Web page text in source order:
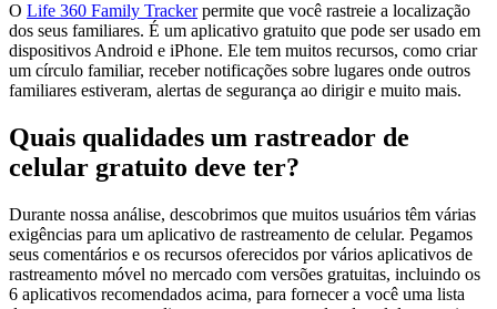
O Life 360 Family Trackerpermite que você rastreie a localização
dos seus familiares. É um aplicativo gratuito que pode ser usado em
dispositivos Android e iPhone. Ele tem muitos recursos, como criar
um círculo familiar, receber notificações sobre lugares onde outros
familiares estiveram, alertas de segurança ao dirigir e muito mais.
Quais qualidades um rastreador de
celular gratuito deve ter?
Durante nossa análise, descobrimos que muitos usuários têm várias
exigências para um aplicativo de rastreamento de celular. Pegamos
seus comentários e os recursos oferecidos por vários aplicativos de
rastreamento móvel no mercado com versões gratuitas, incluindo os
6 aplicativos recomendados acima, para fornecer a você uma lista